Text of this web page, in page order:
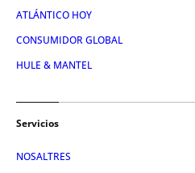
ATLÁNTICO HOY
CONSUMIDOR GLOBAL
HULE & MANTEL
Servicios
NOSALTRES